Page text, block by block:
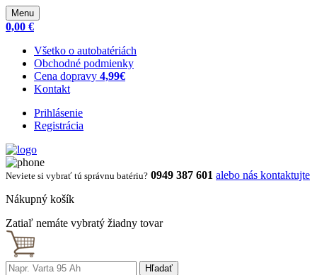
Menu
0,00 €
Všetko o autobatériách
Obchodné podmienky
Cena dopravy 4,99€
Kontakt
Prihlásenie
Registrácia
Neviete si vybrať tú správnu batériu? 0949 387 601 alebo nás kontaktujte
Nákupný košík
Zatiaľ nemáte vybratý žiadny tovar
Hľadať